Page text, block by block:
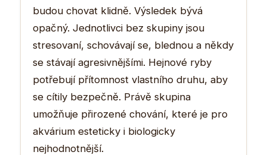
budou chovat klidně. Výsledek bývá
opačný. Jednotlivci bez skupiny jsou
stresovaní, schovávají se, blednou a někdy
se stávají agresivnějšími. Hejnové ryby
potřebují přítomnost vlastního druhu, aby
se cítily bezpečně. Právě skupina
umožňuje přirozené chování, které je pro
akvárium esteticky i biologicky
nejhodnotnější.